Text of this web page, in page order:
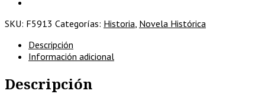
espiritual/James
cantidad
SKU: F5913 Categorías: Historia Novela Histórica
Descripción
Información adicional
Descripción